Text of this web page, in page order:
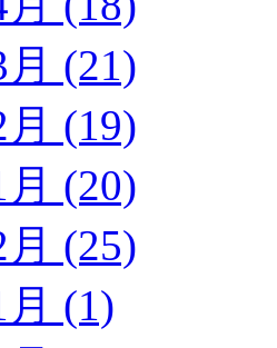
(21)
(19)
(20)
(25)
(1)